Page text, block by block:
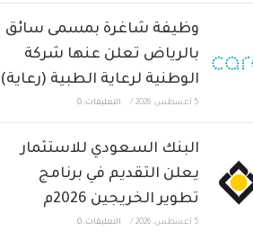
وظيفة شاغرة بمسمى سائق
بالرياض تعلن عنها شركة
الوطنية لرعاية الطبية (رعاية)
5 أغسطس، 2026 / التعليقات: 0
البنك السعودي للاستثمار
يعلن التقديم في برنامج
تطوير الخريجين 2026م
5 أغسطس، 2026 / التعليقات: 0